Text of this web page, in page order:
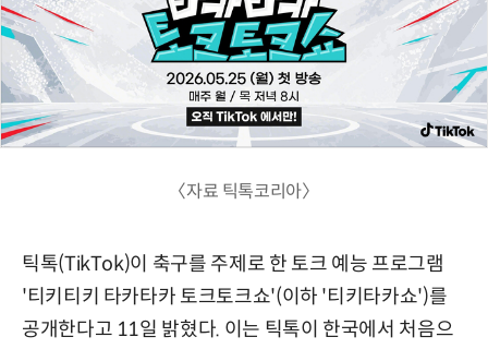
〈자료 틱톡코리아〉
틱톡(TikTok)이 축구를 주제로 한 토크 예능 프로그램
'티키티키 타카타카 토크토크쇼'(이하 '티키타카쇼')를
공개한다고 11일 밝혔다. 이는 틱톡이 한국에서 처음으